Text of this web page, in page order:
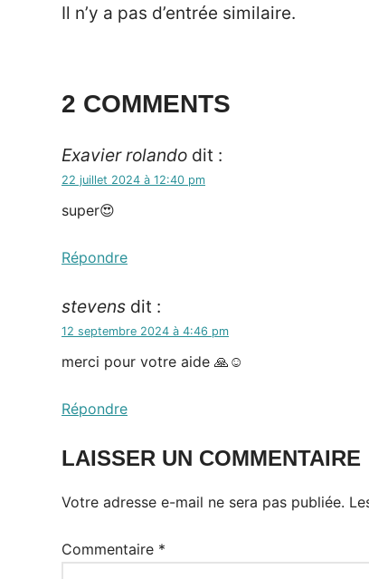
Il n’y a pas d’entrée similaire.
Blog
2 COMMENTS
Exavier rolando dit :
22 juillet 2024 à 12:40 pm
super😍
Répondre
stevens dit :
12 septembre 2024 à 4:46 pm
merci pour votre aide 🙏☺️
Répondre
LAISSER UN COMMENTAIRE
Votre adresse e-mail ne sera pas publiée.
Commentaire *